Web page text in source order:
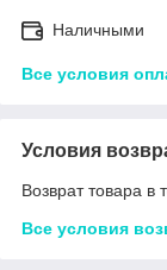
Наличными
Все условия
Условия
Возврат товара в
Все условия